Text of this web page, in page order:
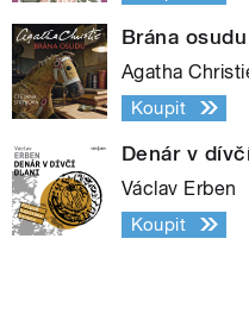
Brána osudu
Agatha
Koupit
Denár v
Václav Erben
Koupit